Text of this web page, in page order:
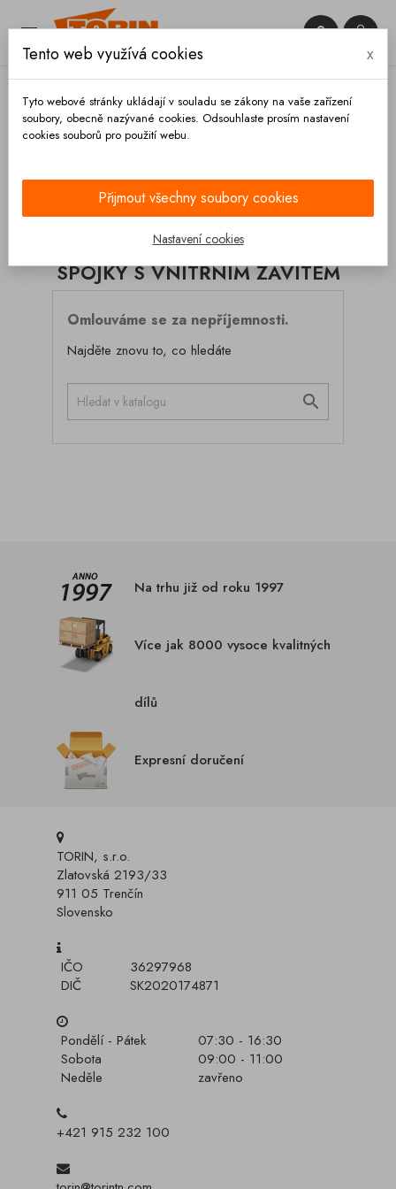
 

KATEGORIE
SPOJKY S VNITŘNÍM ZÁVITEM
Omlouváme se za nepříjemnosti.
Najděte znovu to, co hledáte

Na trhu již od roku 1997
Více jak 8000 vysoce kvalitných
dílů
Expresní doručení
TORIN, s.r.o.
Zlatovská 2193/33
911 05 Trenčín
Slovensko
IČO
36297968
DIČ
SK2020174871
Pondělí - Pátek
07:30 - 16:30
Sobota
09:00 - 11:00
Neděle
zavřeno
+421 915 232 100
Tento web využívá cookies x
Tyto webové stránky ukládají v souladu se zákony na vaše zařízení
soubory, obecně nazývané cookies. Odsouhlaste prosím nastavení
cookies souborů pro použití webu.
Přijmout všechny soubory cookies
Nastavení cookies